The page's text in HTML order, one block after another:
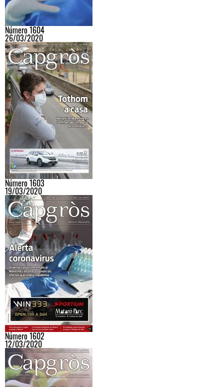
Número 1604
26/03/2020
Número 1603
19/03/2020
Número 1602
12/03/2020